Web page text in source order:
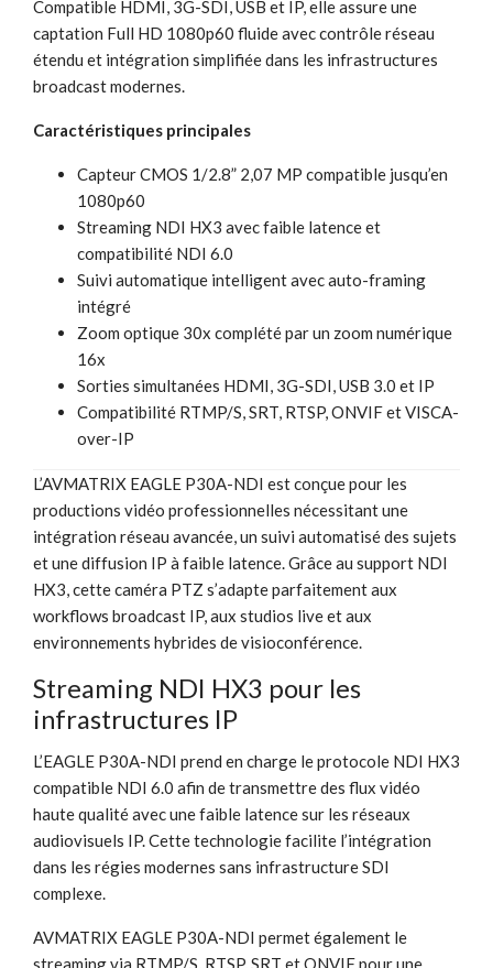
Compatible HDMI, 3G-SDI, USB et IP, elle assure une
captation Full HD 1080p60 fluide avec contrôle réseau
étendu et intégration simplifiée dans les infrastructures
broadcast modernes.
Caractéristiques principales
Capteur CMOS 1/2.8” 2,07 MP compatible jusqu’en
1080p60
Streaming NDI HX3 avec faible latence et
compatibilité NDI 6.0
Suivi automatique intelligent avec auto-framing
intégré
Zoom optique 30x complété par un zoom numérique
16x
Sorties simultanées HDMI, 3G-SDI, USB 3.0 et IP
Compatibilité RTMP/S, SRT, RTSP, ONVIF et VISCA-
over-IP
L’AVMATRIX EAGLE P30A-NDI est conçue pour les
productions vidéo professionnelles nécessitant une
intégration réseau avancée, un suivi automatisé des sujets
et une diffusion IP à faible latence. Grâce au support NDI
HX3, cette caméra PTZ s’adapte parfaitement aux
workflows broadcast IP, aux studios live et aux
environnements hybrides de visioconférence.
Streaming NDI HX3 pour les
infrastructures IP
L’EAGLE P30A-NDI prend en charge le protocole NDI HX3
compatible NDI 6.0 afin de transmettre des flux vidéo
haute qualité avec une faible latence sur les réseaux
audiovisuels IP. Cette technologie facilite l’intégration
dans les régies modernes sans infrastructure SDI
complexe.
AVMATRIX EAGLE P30A-NDI permet également le
streaming via RTMP/S, RTSP, SRT et ONVIF pour une